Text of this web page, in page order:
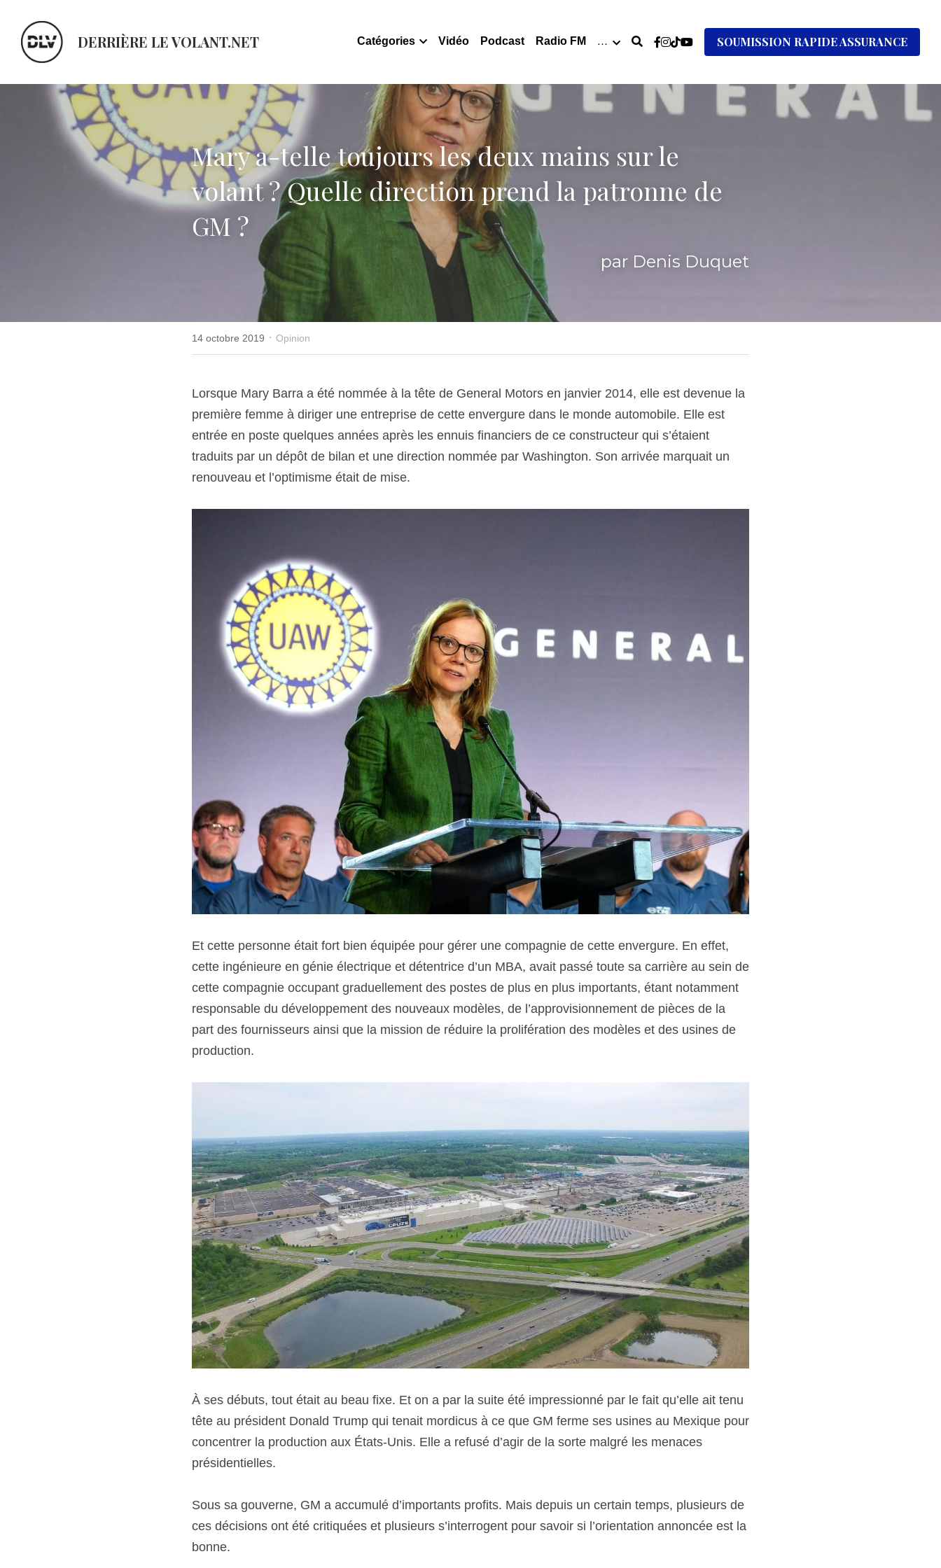
DERRIÈRE LE VOLANT.NET Catégories Vidéo Podcast Radio FM … SOUMISSION RAPIDE ASSURANCE
Mary a-telle toujours les deux mains sur le
volant ? Quelle direction prend la patronne de
GM ?
par Denis Duquet
14 octobre 2019 · Opinion
Lorsque Mary Barra a été nommée à la tête de General Motors en janvier 2014, elle est devenue la
première femme à diriger une entreprise de cette envergure dans le monde automobile. Elle est
entrée en poste quelques années après les ennuis financiers de ce constructeur qui s’étaient
traduits par un dépôt de bilan et une direction nommée par Washington. Son arrivée marquait un
renouveau et l’optimisme était de mise.
Et cette personne était fort bien équipée pour gérer une compagnie de cette envergure. En effet,
cette ingénieure en génie électrique et détentrice d’un MBA, avait passé toute sa carrière au sein de
cette compagnie occupant graduellement des postes de plus en plus importants, étant notamment
responsable du développement des nouveaux modèles, de l’approvisionnement de pièces de la
part des fournisseurs ainsi que la mission de réduire la prolifération des modèles et des usines de
production.
À ses débuts, tout était au beau fixe. Et on a par la suite été impressionné par le fait qu’elle ait tenu
tête au président Donald Trump qui tenait mordicus à ce que GM ferme ses usines au Mexique pour
concentrer la production aux États-Unis. Elle a refusé d’agir de la sorte malgré les menaces
présidentielles.
Sous sa gouverne, GM a accumulé d’importants profits. Mais depuis un certain temps, plusieurs de
ces décisions ont été critiquées et plusieurs s’interrogent pour savoir si l’orientation annoncée est la
bonne.